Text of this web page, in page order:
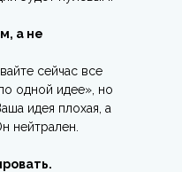
а не
сейчас все
одной идее», но
идея плохая, а
нейтрален.